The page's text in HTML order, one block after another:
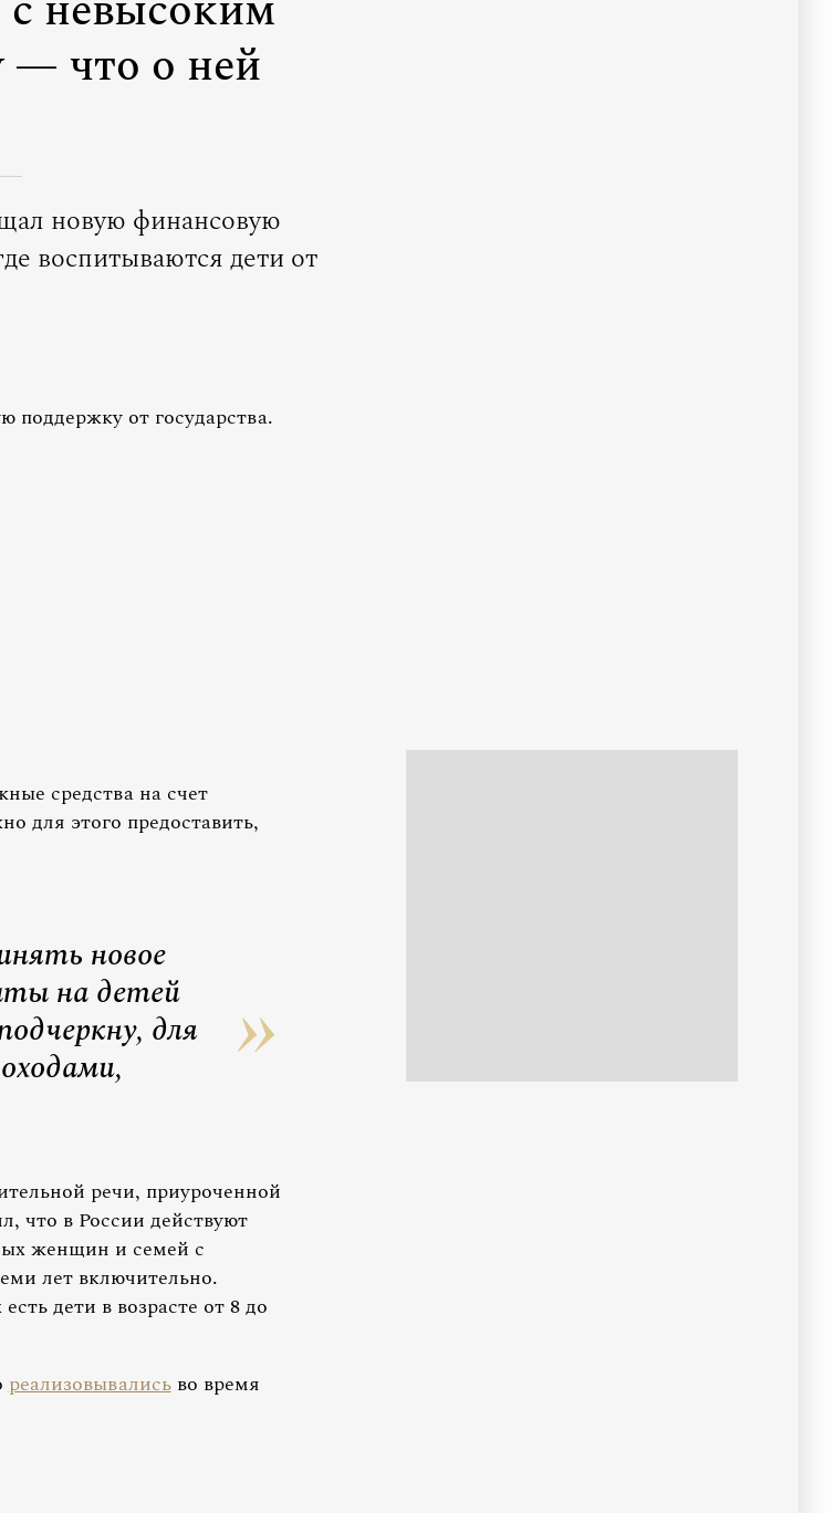
— что о ней
новую финансовую
воспитываются дети от
от государства.
средства на счет
для этого предоставить,
новое
на детей
для
речи, приуроченной
что в России действуют
женщин и семей с
лет включительно.
дети в возрасте от 8 до
реализовывалисьво время